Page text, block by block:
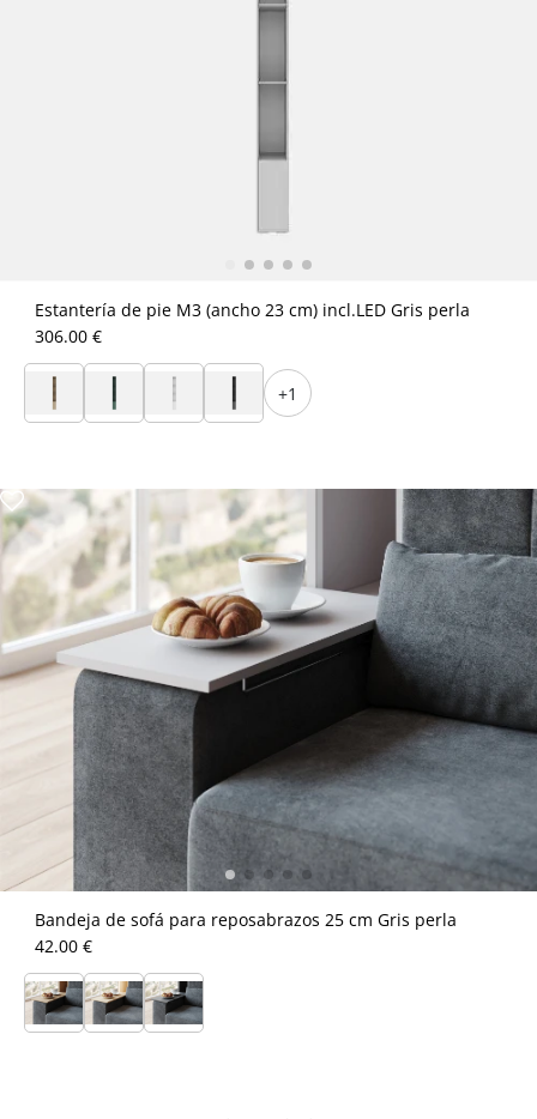
Estantería de pie M3 (ancho 23 cm) incl.LED Gris perla
306.00 €
+1
Bandeja de sofá para reposabrazos 25 cm Gris perla
42.00 €